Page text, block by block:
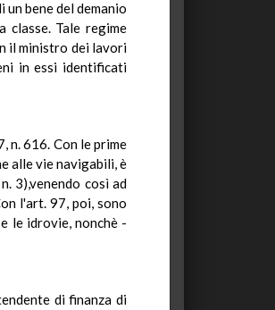
bene del demanio
classe. Tale regime
il ministro dei lavori
in essi identificati
n. 616. Con le prime
alle vie navigabili, è
3),venendo così ad
l'art. 97, poi, sono
le idrovie, nonchè -
di finanza di